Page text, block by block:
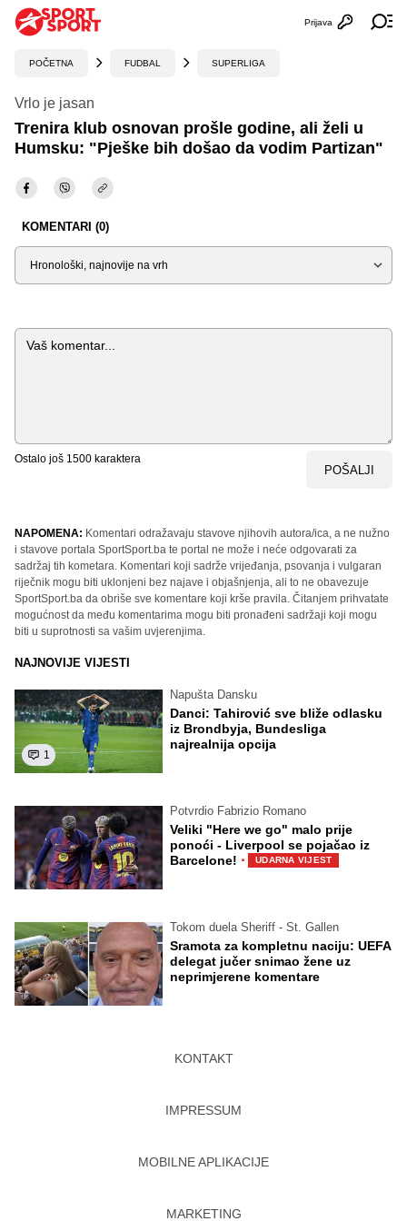
Otvori
Prijava
POČETNA FUDBAL SUPERLIGA
Vrlo je jasan
Trenira klub osnovan prošle godine, ali želi u
Humsku: "Pješke bih došao da vodim Partizan"
KOMENTARI (0)
Sortiraj
Komentar
Ostalo još 1500 karaktera
POŠALJI
NAPOMENA: Komentari odražavaju stavove njihovih autora/ica, a ne nužno
i stavove portala SportSport.ba te portal ne može i neće odgovarati za
sadržaj tih kometara. Komentari koji sadrže vrijeđanja, psovanja i vulgaran
riječnik mogu biti uklonjeni bez najave i objašnjenja, ali to ne obavezuje
SportSport.ba da obriše sve komentare koji krše pravila. Čitanjem prihvatate
mogućnost da među komentarima mogu biti pronađeni sadržaji koji mogu
biti u suprotnosti sa vašim uvjerenjima.
NAJNOVIJE VIJESTI
1
Napušta Dansku
Danci: Tahirović sve bliže odlasku
iz Brondbyja, Bundesliga
najrealnija opcija
Potvrdio Fabrizio Romano
Veliki "Here we go" malo prije
ponoći - Liverpool se pojačao iz
Barcelone! · UDARNA VIJEST
Tokom duela Sheriff - St. Gallen
Sramota za kompletnu naciju: UEFA
delegat jučer snimao žene uz
neprimjerene komentare
KONTAKT
IMPRESSUM
MOBILNE APLIKACIJE
MARKETING